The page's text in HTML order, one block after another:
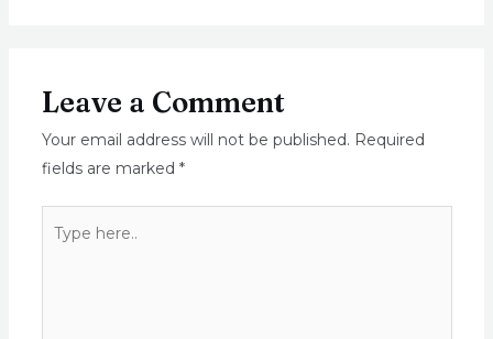
Leave a Comment
Your email address will not be published. Required
fields are marked *